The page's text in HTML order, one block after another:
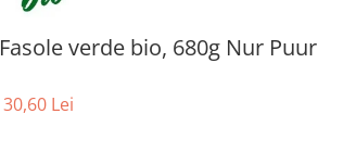
Fasole verde bio, 680g Nur Puur
30,60 Lei